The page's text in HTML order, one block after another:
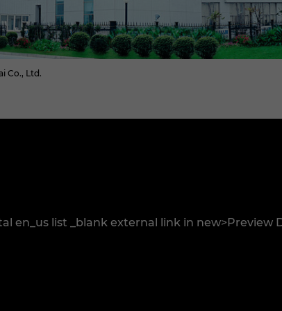
Co., Ltd.
en_us list _blank external link in new>Preview